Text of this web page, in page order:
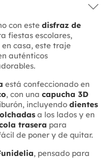
con este disfraz de
fiestas escolares,
casa, este traje
auténticos
está confeccionado en
, con una capucha 3D
incluyendo dientes
a los lados y en
trasera para
de poner y de quitar.
, pensado para